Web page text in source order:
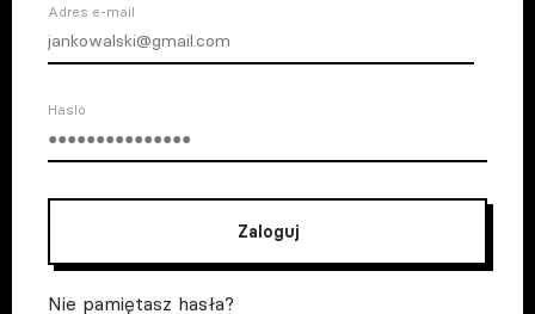
Adres e-mail
Haslo
Zaloguj
Nie pamiętasz hasła?